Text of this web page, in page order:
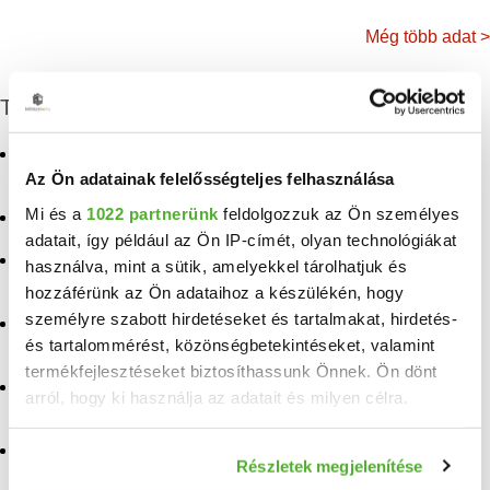
Az Ön adatainak felelősségteljes felhasználása
Mi és a 1022 partnerünk feldolgozzuk az Ön személyes
adatait, így például az Ön IP-címét, olyan technológiákat
használva, mint a sütik, amelyekkel tárolhatjuk és
hozzáférünk az Ön adataihoz a készülékén, hogy
személyre szabott hirdetéseket és tartalmakat, hirdetés-
és tartalommérést, közönségbetekintéseket, valamint
termékfejlesztéseket biztosíthassunk Önnek. Ön dönt
arról, hogy ki használja az adatait és milyen célra.
Információgyűjtés az Ön földrajzi elhelyezkedéséről
Részletek megjelenítése
Még több adat >
További eladó ingatlanok
Nagycenk
Eladó ház Nagycenk
Eladó ingatlan
Eladó ingatlan
Röjtökmuzsaj
Eladó ingatlan
Balatonmáriafürdő
Sokorópátka
Eladó ingatlan Újkér
Eladó ingatlan Kondorfa
Eladó ingatlan Rábapaty
Eladó ingatlan
Hegyhátszentjakab